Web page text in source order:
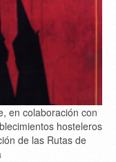
en colaboración con
hosteleros
de las Rutas de